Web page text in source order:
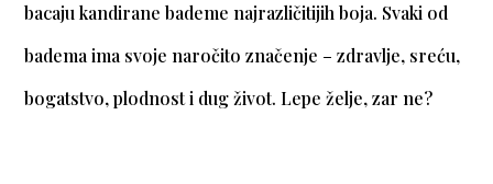
bacaju kandirane bademe najrazličitijih boja. Svaki od
badema ima svoje naročito značenje – zdravlje, sreću,
bogatstvo, plodnost i dug život. Lepe želje, zar ne?